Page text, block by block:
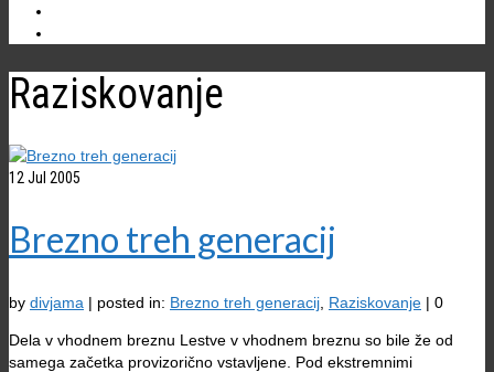
Raziskovanje
12 Jul 2005
Brezno treh generacij
by divjama | posted in: Brezno treh generacij Raziskovanje | 0
Dela v vhodnem breznu Lestve v vhodnem breznu so bile že od
samega začetka provizorično vstavljene. Pod ekstremnimi